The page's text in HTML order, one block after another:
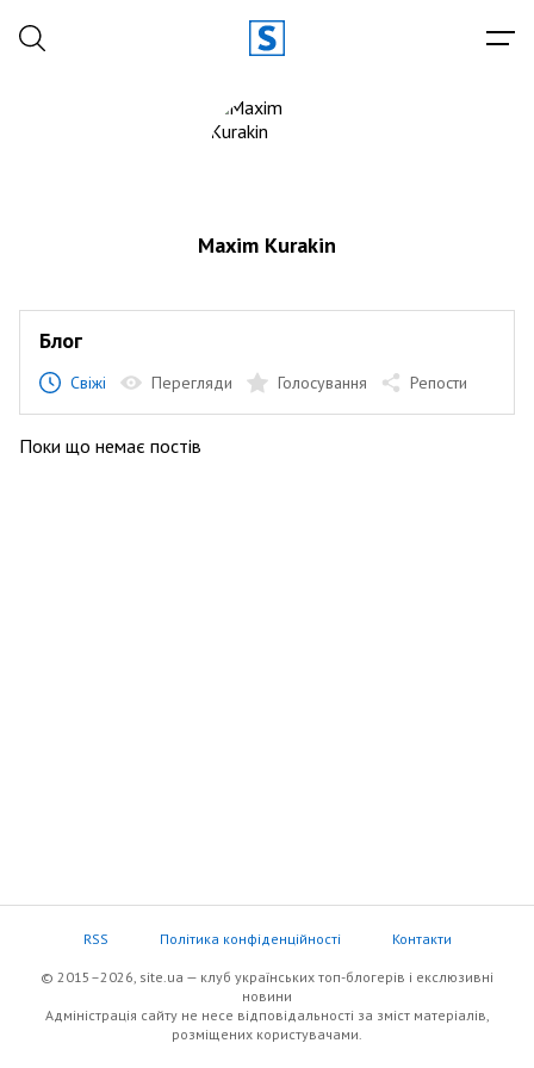
Maxim Kurakin
Блог
Свіжі Перегляди Голосування Репости
Поки що немає постів
RSS Політика конфіденційності Контакти
© 2015–2026, site.ua — клуб українських топ-блогерів i екслюзивнi
новини
Адміністрація сайту не несе відповідальності за зміст матеріалів,
розміщених користувачами.